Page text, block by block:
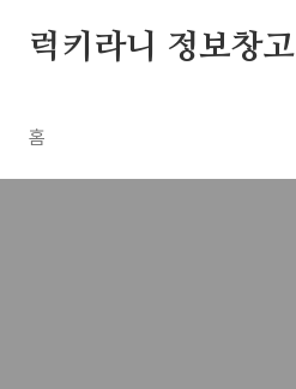
럭키라니 정보창고
홈